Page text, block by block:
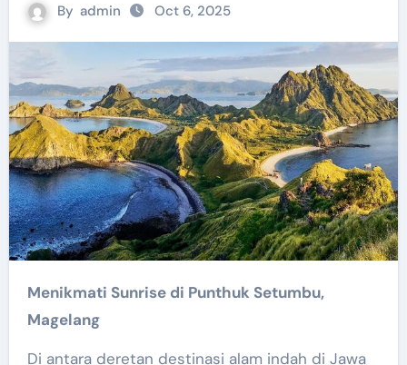
By admin Oct 6, 2025
Menikmati Sunrise di Punthuk Setumbu,
Magelang
Di antara deretan destinasi alam indah di Jawa